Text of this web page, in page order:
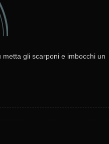
gli scarponi e imbocchi un